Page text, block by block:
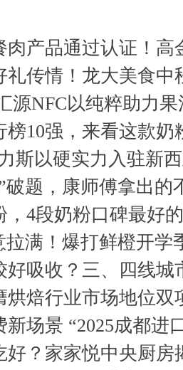
肉产品通过认证！
09-12
礼传情！龙大美食中
源NFC以纯粹助力
榜10强，来看这款奶
斯以硬实力入驻新
破题，康师傅拿出的
，4段奶粉口碑最好
拉满！爆打鲜橙开学
21
好吸收？三、四线城
烘焙行业市场地位双
场景 “2025成都进
好？家家悦中央厨房